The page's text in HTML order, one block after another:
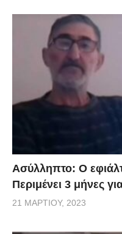
Ασύλληπτο: Ο
Περιμένει 3 μήνες
21 ΜΑΡΤΊΟΥ, 2023